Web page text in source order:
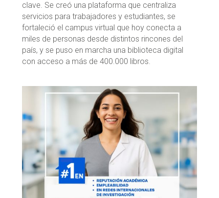
clave. Se creó una plataforma que centraliza
servicios para trabajadores y estudiantes, se
fortaleció el campus virtual que hoy conecta a
miles de personas desde distintos rincones del
país, y se puso en marcha una biblioteca digital
con acceso a más de 400.000 libros.